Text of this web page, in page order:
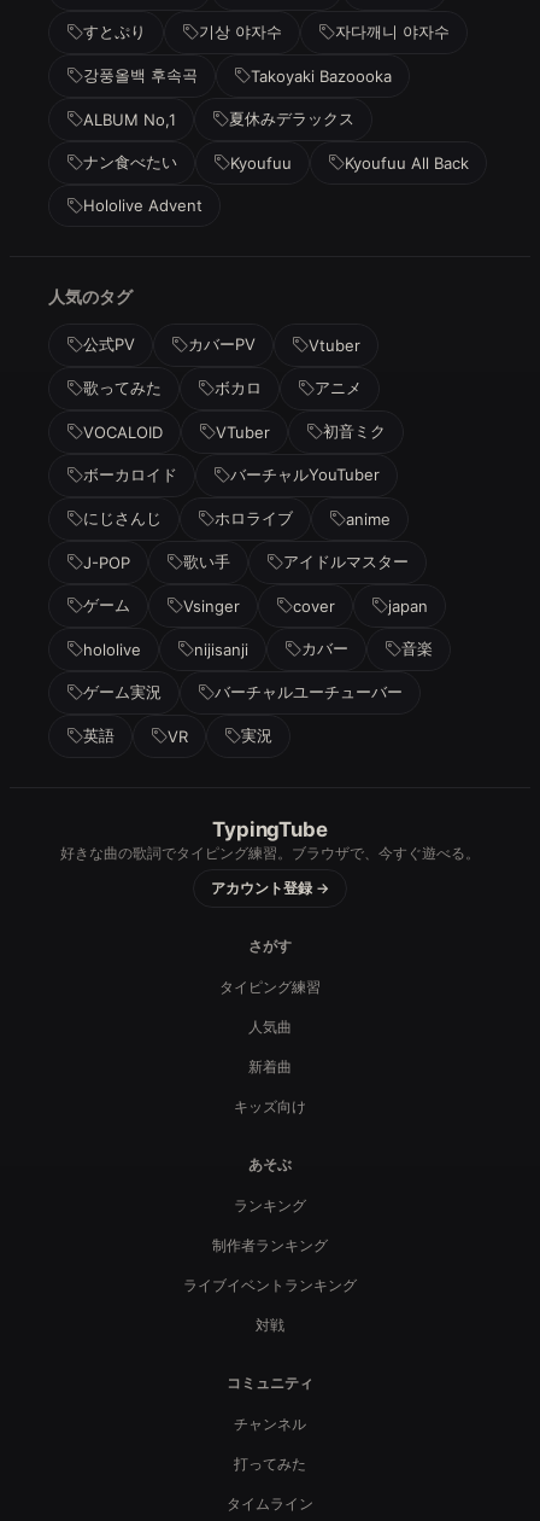
すとぷり 기상 야자수 자다깨니 야자수
강풍올백 후속곡 Takoyaki Bazoooka
ALBUM No,1 夏休みデラックス
ナン食べたい Kyoufuu Kyoufuu All Back
Hololive Advent
人気のタグ
公式PV カバーPV Vtuber
歌ってみた ボカロ アニメ
VOCALOID VTuber 初音ミク
ボーカロイド バーチャルYouTuber
にじさんじ ホロライブ anime
J-POP 歌い手 アイドルマスター
ゲーム Vsinger cover japan
hololive nijisanji カバー 音楽
ゲーム実況 バーチャルユーチューバー
英語 VR 実況
TypingTube
好きな曲の歌詞でタイピング練習。ブラウザで、今すぐ遊べる。
アカウント登録 →
さがす
タイピング練習
人気曲
新着曲
キッズ向け
あそぶ
ランキング
制作者ランキング
ライブイベントランキング
対戦
コミュニティ
チャンネル
打ってみた
タイムライン